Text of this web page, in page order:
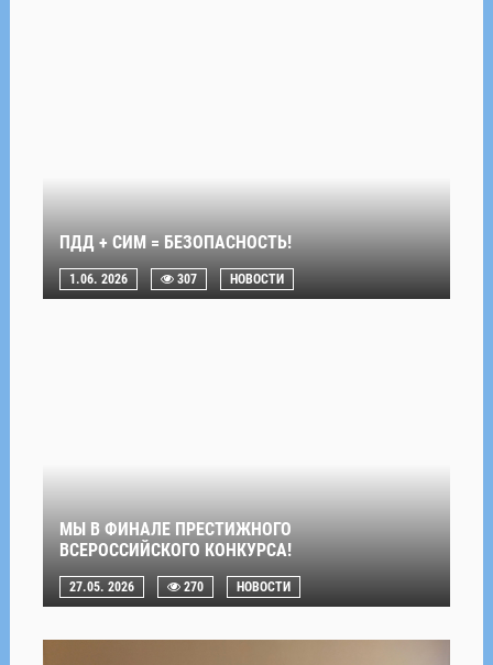
ПДД + СИМ = БЕЗОПАСНОСТЬ!
1.06. 2026 307 НОВОСТИ
МЫ В ФИНАЛЕ ПРЕСТИЖНОГО
ВСЕРОССИЙСКОГО КОНКУРСА!
27.05. 2026 270 НОВОСТИ